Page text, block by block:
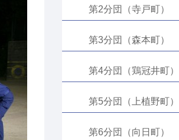
第2分団（寺戸町）
第3分団（森本町）
第4分団（鶏冠井町）
第5分団（上植野町）
第6分団（向日町）